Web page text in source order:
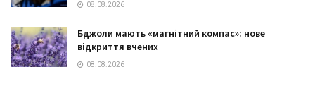
08.08.2026
Бджоли мають «магнітний компас»: нове
відкриття вчених
08.08.2026